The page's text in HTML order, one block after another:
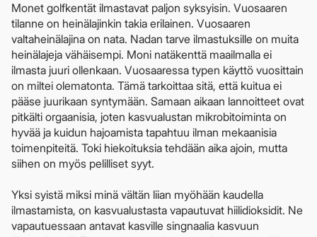
Monet golfkentät ilmastavat paljon syksyisin. Vuosaaren
tilanne on heinälajinkin takia erilainen. Vuosaaren
valtaheinälajina on nata. Nadan tarve ilmastuksille on muita
heinälajeja vähäisempi. Moni natäkenttä maailmalla ei
ilmasta juuri ollenkaan. Vuosaaressa typen käyttö vuosittain
on miltei olematonta. Tämä tarkoittaa sitä, että kuitua ei
pääse juurikaan syntymään. Samaan aikaan lannoitteet ovat
pitkälti orgaanisia, joten kasvualustan mikrobitoiminta on
hyvää ja kuidun hajoamista tapahtuu ilman mekaanisia
toimenpiteitä. Toki hiekoituksia tehdään aika ajoin, mutta
siihen on myös pelilliset syyt.
Yksi syistä miksi minä vältän liian myöhään kaudella
ilmastamista, on kasvualustasta vapautuvat hiilidioksidit. Ne
vapautuessaan antavat kasville singnaalia kasvuun